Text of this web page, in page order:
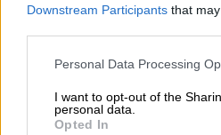
Downstream Participants that
Please note that this website/app
not limited to your visit or usage
grant or deny consent to Google
Personal Data Processing
I want to opt-out of the
personal data.
Opted In
Δεν υπάρχει άνθρωπος
δικαιοσύνη. Αλλά μόνο
είδους ούτε από
κόμματος. Η δικαιοσύνη
πολύ κρίσιμο στάδιο.